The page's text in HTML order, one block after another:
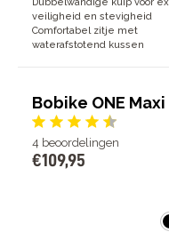
veiligheid en stevigheid
Comfortabel zitje met
waterafstotend kussen
Bobike ONE
4 beoordelingen
€109,95